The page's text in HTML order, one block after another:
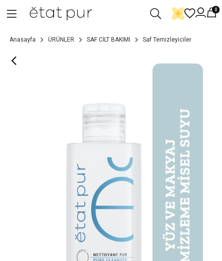
0
Anasayfa ÜRÜNLER SAF CİLT BAKIMI Saf Temizleyiciler